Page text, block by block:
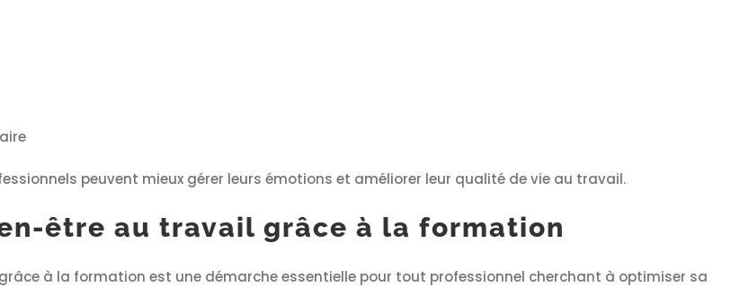
peuvent mieux gérer leurs émotions et améliorer leur qualité de vie au travail.
être au travail grâce à la formation
à la formation est une démarche essentielle pour tout professionnel cherchant à optimiser sa